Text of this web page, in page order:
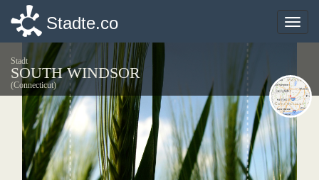
Toggle
Stadte.co
Stadt
SOUTH WINDSOR
(Connecticut)
Toggle
Stadte.co